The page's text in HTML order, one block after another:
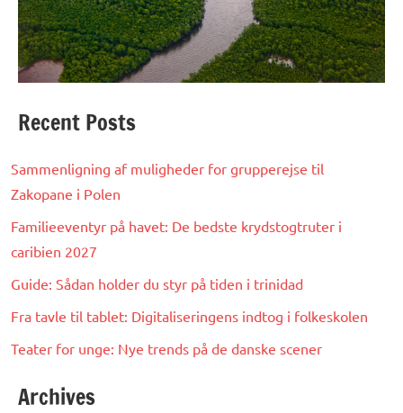
Recent Posts
Sammenligning af muligheder for grupperejse til
Zakopane i Polen
Familieeventyr på havet: De bedste krydstogtruter i
caribien 2027
Guide: Sådan holder du styr på tiden i trinidad
Fra tavle til tablet: Digitaliseringens indtog i folkeskolen
Teater for unge: Nye trends på de danske scener
Archives